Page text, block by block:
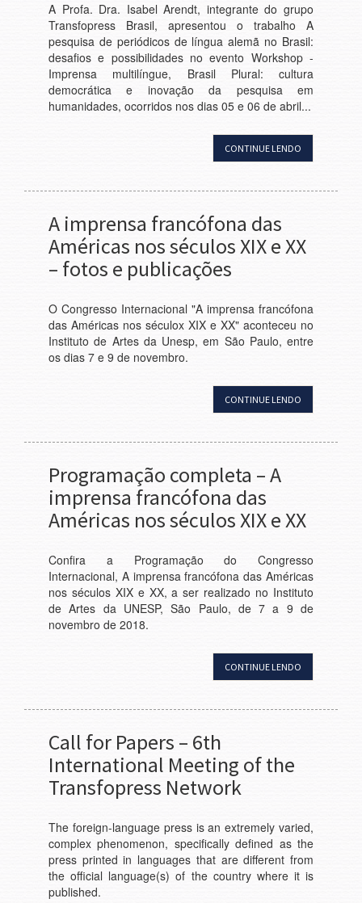
A Profa. Dra. Isabel Arendt, integrante do grupo
Transfopress Brasil, apresentou o trabalho A
pesquisa de periódicos de língua alemã no Brasil:
desafios e possibilidades no evento Workshop -
Imprensa multilíngue, Brasil Plural: cultura
democrática e inovação da pesquisa em
humanidades, ocorridos nos dias 05 e 06 de abril...
CONTINUE LENDO
A imprensa francófona das
Américas nos séculos XIX e XX
– fotos e publicações
O Congresso Internacional "A imprensa francófona
das Américas nos séculox XIX e XX" aconteceu no
Instituto de Artes da Unesp, em São Paulo, entre
os dias 7 e 9 de novembro.
CONTINUE LENDO
Programação completa – A
imprensa francófona das
Américas nos séculos XIX e XX
Confira a Programação do Congresso
Internacional, A imprensa francófona das Américas
nos séculos XIX e XX, a ser realizado no Instituto
de Artes da UNESP, São Paulo, de 7 a 9 de
novembro de 2018.
CONTINUE LENDO
Call for Papers – 6th
International Meeting of the
Transfopress Network
The foreign-language press is an extremely varied,
complex phenomenon, specifically defined as the
press printed in languages that are different from
the official language(s) of the country where it is
published.